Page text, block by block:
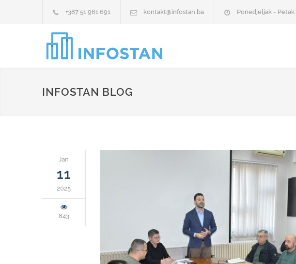
+387 51 961 691 kontakt@infostan.ba Ponedjeljak -
INFOSTAN BLOG
Jan
11
2025
843